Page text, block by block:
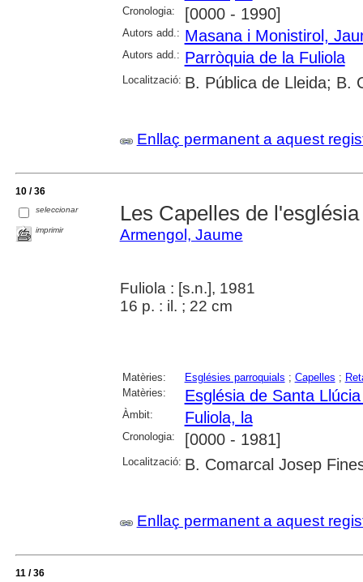
Cronologia: [0000 - 1990]
Autors add.: Masana i Monistirol,
Autors add.: Parròquia de la Fuliola
Localització: B. Pública de Lleida; B.
Enllaç permanent a aquest
10 / 36
seleccionar
imprimir
Les Capelles de
Armengol, Jaume
Fuliola : [s.n.], 1981
16 p. : il. ; 22 cm
Matèries: Esglésies parroquials ; Capelles ;
Matèries:
Església de Santa
Àmbit: Fuliola, la
Cronologia: [0000 - 1981]
Localització: B. Comarcal Josep
Enllaç permanent a aquest
11 / 36